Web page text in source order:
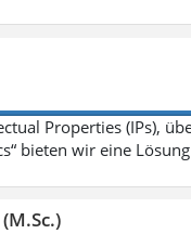
Properties (IPs),
bieten wir eine